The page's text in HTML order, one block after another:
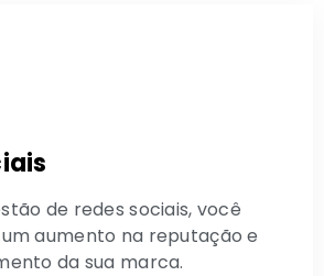
de redes sociais, você
aumento na reputação e
da sua marca.